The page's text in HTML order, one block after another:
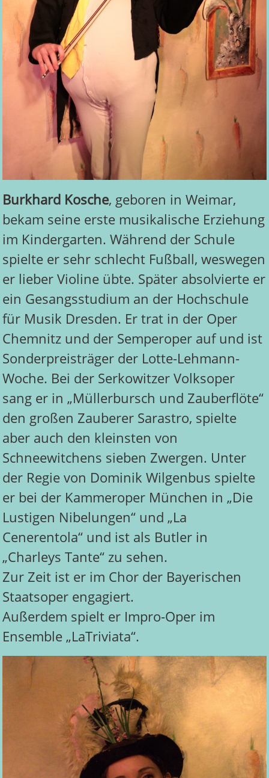
Burkhard Kosche, geboren in Weimar,
bekam seine erste musikalische Erziehung
im Kindergarten. Während der Schule
spielte er sehr schlecht Fußball, weswegen
er lieber Violine übte. Später absolvierte er
ein Gesangsstudium an der Hochschule
für Musik Dresden. Er trat in der Oper
Chemnitz und der Semperoper auf und ist
Sonderpreisträger der Lotte-Lehmann-
Woche. Bei der Serkowitzer Volksoper
sang er in „Müllerbursch und Zauberflöte“
den großen Zauberer Sarastro, spielte
aber auch den kleinsten von
Schneewitchens sieben Zwergen. Unter
der Regie von Dominik Wilgenbus spielte
er bei der Kammeroper München in „Die
Lustigen Nibelungen“ und „La
Cenerentola“ und ist als Butler in
„Charleys Tante“ zu sehen.
Zur Zeit ist er im Chor der Bayerischen
Staatsoper engagiert.
Außerdem spielt er Impro-Oper im
Ensemble „LaTriviata“.